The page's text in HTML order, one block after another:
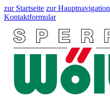
zur Startseite zur Hauptnavigation
Kontaktformular